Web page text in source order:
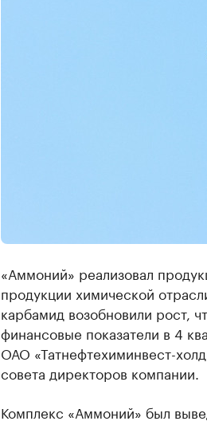
«Аммоний» реализовал
продукции химической
карбамид возобновили рост,
финансовые показатели в 4
ОАО «Татнефтехиминвест-
совета директоров компании.
Комплекс «Аммоний» был